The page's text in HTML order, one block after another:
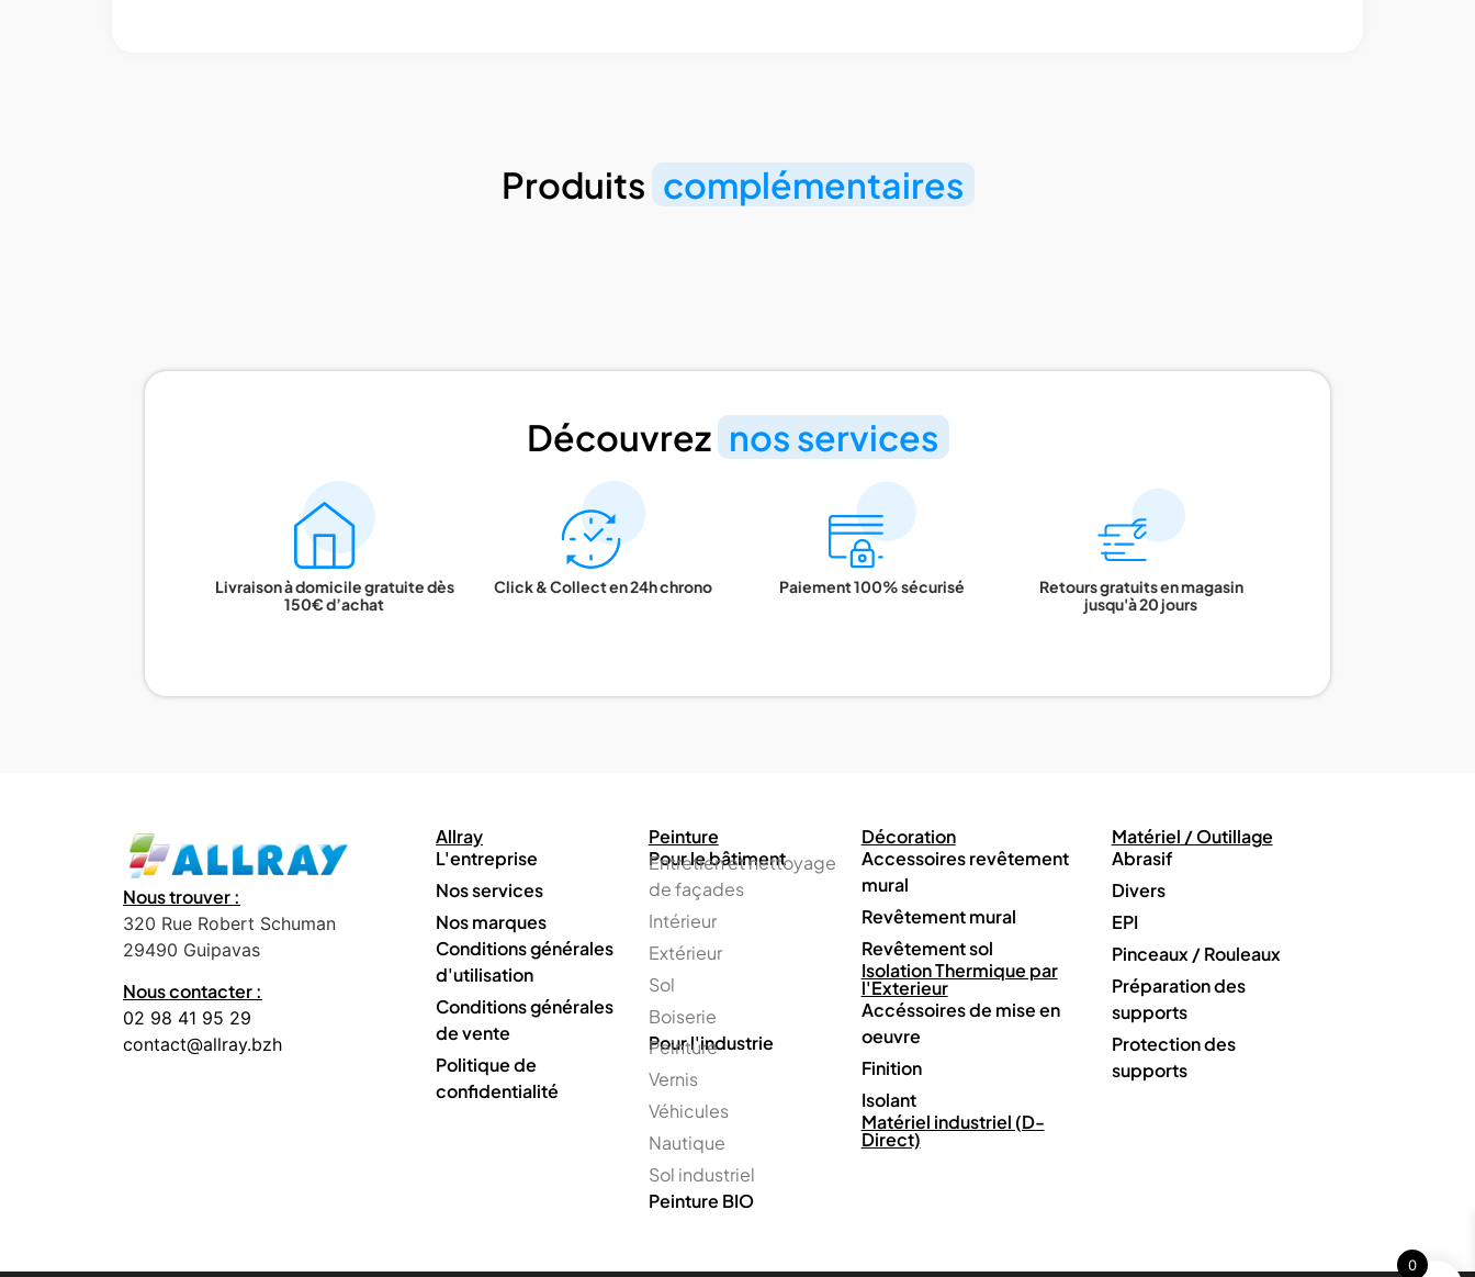
Produits complémentaires
Découvrez nos services
Livraison à domicile gratuite dès
150€ d’achat
Click & Collect en 24h chrono Paiement 100% sécurisé
Retours gratuits en magasin
jusqu'à 20 jours
Nous trouver :
320 Rue Robert Schuman
29490 Guipavas
Nous contacter :
02 98 41 95 29
contact@allray.bzh
Allray
L'entreprise
Nos services
Nos marques
Conditions générales
d'utilisation
Conditions générales
de vente
Politique de
confidentialité
Peinture
Pour le bâtiment
Entretien et nettoyage
de façades
Intérieur
Extérieur
Sol
Boiserie
Pour l'industrie
Peinture
Vernis
Véhicules
Nautique
Sol industriel
Peinture BIO
Décoration
Accessoires revêtement
mural
Revêtement mural
Revêtement sol
Isolation Thermique par
l'Exterieur
Accéssoires de mise en
oeuvre
Finition
Isolant
Matériel industriel (D-
Direct)
Matériel / Outillage
Abrasif
Divers
EPI
Pinceaux / Rouleaux
Préparation des
supports
Protection des
supports
0